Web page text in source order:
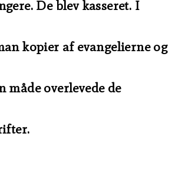
De blev kasseret. I
kopier af evangelierne og
måde overlevede de